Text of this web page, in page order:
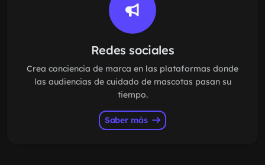
Redes sociales
Crea conciencia de marca en las plataformas donde
las audiencias de cuidado de mascotas pasan su
tiempo.
Saber más